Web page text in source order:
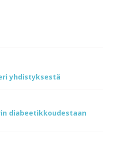
yhdistyksestä
diabeetikkoudestaan